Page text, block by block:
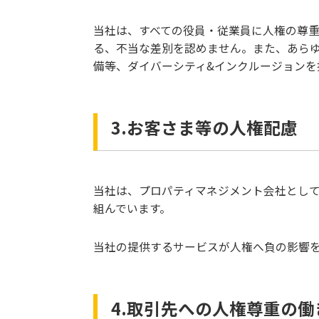
当社は、すべての役員・従業員に人権の尊
る、不当な差別を認めません。また、あら
備等、ダイバーシティ&インクルージョン
3.お客さま等の人権配慮
当社は、プロパティマネジメント会社とし
組んでいます。
当社の提供するサービスが人権へ負の影響
4.取引先への人権尊重の